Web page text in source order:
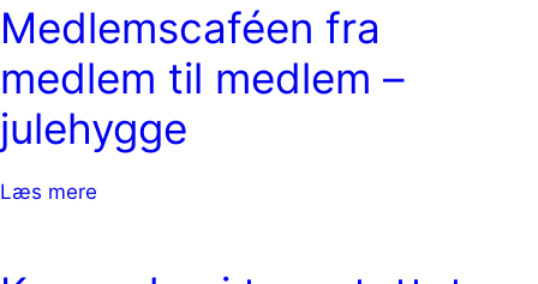
Medlemscaféen fra
medlem til medlem –
julehygge
Læs mere